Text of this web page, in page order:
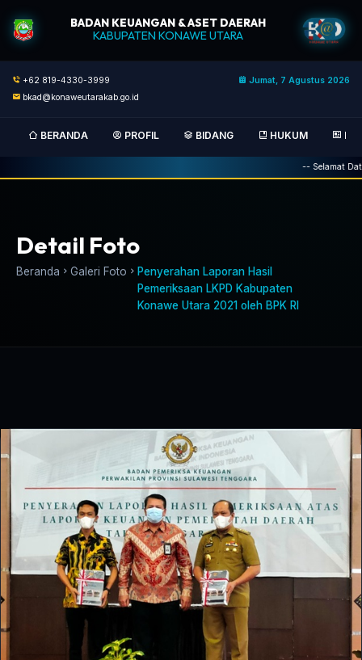
BADAN KEUANGAN & ASET DAERAH
KABUPATEN KONAWE UTARA
+62 819-4330-3999
bkad@konaweutarakab.go.id
Jumat, 7 Agustus 2026
BERANDA PROFIL BIDANG HUKUM
-- Selamat
Detail Foto
Beranda Galeri Foto
Penyerahan Laporan Hasil
Pemeriksaan LKPD Kabupaten
Konawe Utara 2021 oleh BPK RI